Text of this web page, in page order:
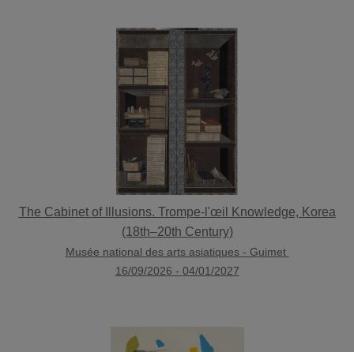
The Cabinet of Illusions. Trompe-l'œil Knowledge, Korea
(18th–20th Century)
Musée national des arts asiatiques - Guimet
16/09/2026 - 04/01/2027